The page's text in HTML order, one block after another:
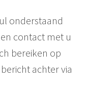
onderstaand
contact met u
bereiken op
achter via